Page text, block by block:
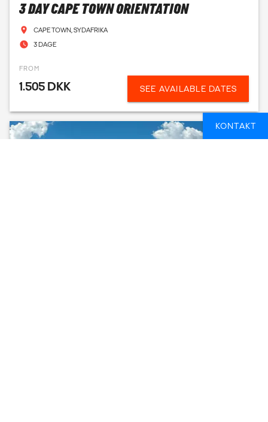
3 DAY CAPE TOWN ORIENTATION
CAPE TOWN, SYDAFRIKA
3 DAGE
FROM
1.505 DKK SEE AVAILABLE DATES
KONTAKT